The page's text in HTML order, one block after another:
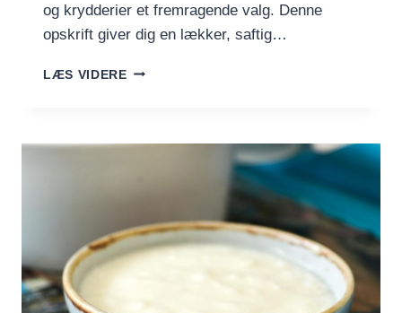
og krydderier et fremragende valg. Denne
opskrift giver dig en lækker, saftig…
LÆS VIDEREOVNSTEGT
OG